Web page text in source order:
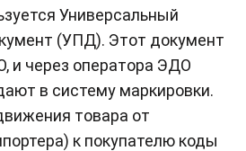
Универсальный
(УПД). Этот документ
и через оператора ЭДО
в систему маркировки.
товара от
к покупателю коды